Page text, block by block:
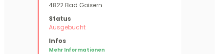
4822 Bad Goisern
Ausgebucht
Mehr Informationen